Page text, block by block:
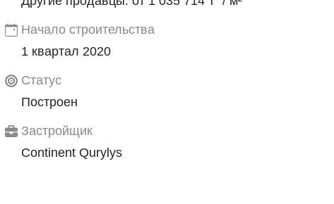
Начало строительства
1 квартал 2020
Статус
Построен
Застройщик
Continent Qurylys